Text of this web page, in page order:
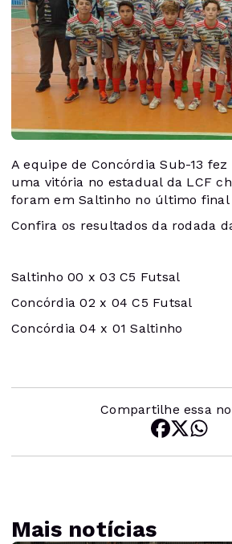
A equipe de Concórdia Sub-13
uma vitória no estadual da LCF
foram em Saltinho no último final
Confira os resultados da rodada
Saltinho 00 x 03 C5 Futsal
Concórdia 02 x 04 C5 Futsal
Concórdia 04 x 01 Saltinho
Compartilhe essa
Mais notícias